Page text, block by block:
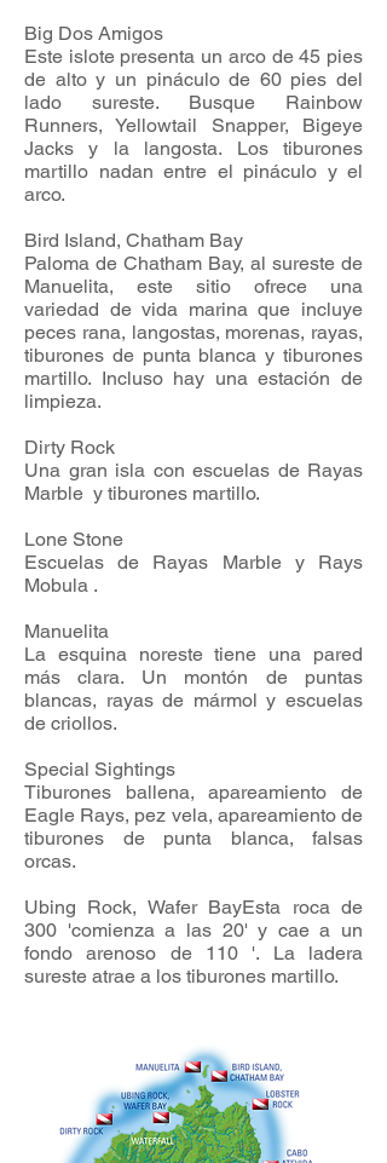
Big Dos Amigos
Este islote presenta un arco de 45 pies
de alto y un pináculo de 60 pies del
lado sureste. Busque Rainbow
Runners, Yellowtail Snapper, Bigeye
Jacks y la langosta. Los tiburones
martillo nadan entre el pináculo y el
arco.
Bird Island, Chatham Bay
Paloma de Chatham Bay, al sureste de
Manuelita, este sitio ofrece una
variedad de vida marina que incluye
peces rana, langostas, morenas, rayas,
tiburones de punta blanca y tiburones
martillo. Incluso hay una estación de
limpieza.
Dirty Rock
Una gran isla con escuelas de Rayas
Marble y tiburones martillo.
Lone Stone
Escuelas de Rayas Marble y Rays
Mobula .
Manuelita
La esquina noreste tiene una pared
más clara. Un montón de puntas
blancas, rayas de mármol y escuelas
de criollos.
Special Sightings
Tiburones ballena, apareamiento de
Eagle Rays, pez vela, apareamiento de
tiburones de punta blanca, falsas
orcas.
Ubing Rock, Wafer BayEsta roca de
300 'comienza a las 20' y cae a un
fondo arenoso de 110 '. La ladera
sureste atrae a los tiburones martillo.